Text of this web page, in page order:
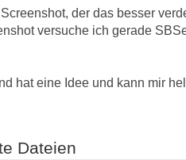
der das besser
versuche ich gerade
hat eine Idee und kann mir
Dateien